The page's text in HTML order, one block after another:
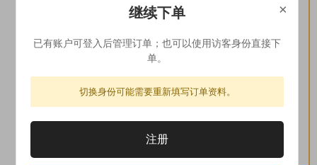
2、以上所列景点或自费如需参观，请定团后及时预定
点不开放等原因无法入内参观，我司不承担任何责
3、以上自费景点均为自选参加，导游不会强制；以上
4、特色餐为推荐当地美食，是否可以安排请以导游行
程当日通知为准。
×
继续下单
已有账户可登入后管理订单；也可以使用访客身份直接下
单。
切换身份可能需要重新填写订单资料。
注册